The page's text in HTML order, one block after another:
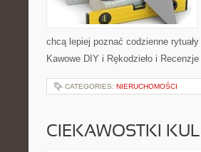
chcą lepiej poznać codzienne
Kawowe DIY i Rękodzieło i
CATEGORIES: NIERUCHOMOŚCI
CIEKAWOSTKI